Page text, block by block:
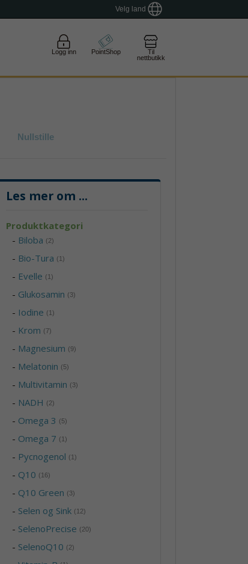
Velg land
Logg inn PointShop
Til
nettbutikk
Nullstille
Les mer om ...
Produktkategori
- Biloba (2)
- Bio-Tura (1)
- Evelle (1)
- Glukosamin (3)
- Iodine (1)
- Krom (7)
- Magnesium (9)
- Melatonin (5)
- Multivitamin (3)
- NADH (2)
- Omega 3 (5)
- Omega 7 (1)
- Pycnogenol (1)
- Q10 (16)
- Q10 Green (3)
- Selen og Sink (12)
- SelenoPrecise (20)
- SelenoQ10 (2)